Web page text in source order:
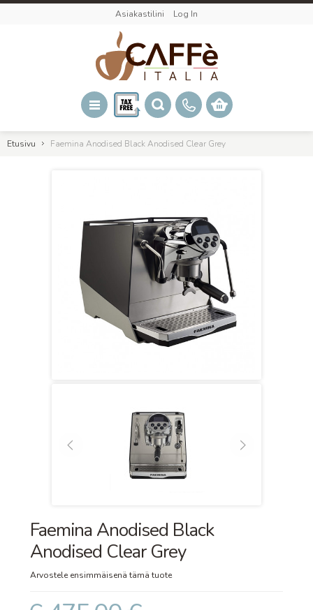
Asiakastilini Log In
Etusivu Faemina Anodised Black Anodised Clear Grey
Faemina Anodised Black
Anodised Clear Grey
Arvostele ensimmäisenä tämä tuote